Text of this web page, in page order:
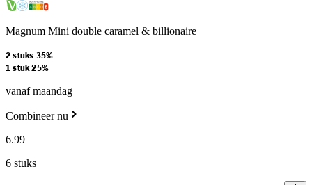
Magnum Mini double caramel & billionaire
2 stuks 35%
1 stuk 25%
vanaf maandag
Combineer nu
6.99
6 stuks